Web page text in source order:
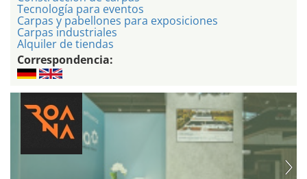
Tecnología para eventos
Carpas y pabellones para exposiciones
Carpas industriales
Alquiler de tiendas
Correspondencia: